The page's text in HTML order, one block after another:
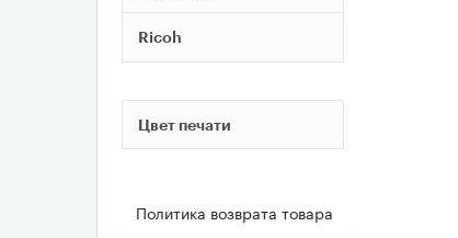
Ricoh
Цвет печати
Политика возврата товара